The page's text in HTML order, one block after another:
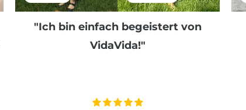
"Ich bin einfach begeistert von
VidaVida!"